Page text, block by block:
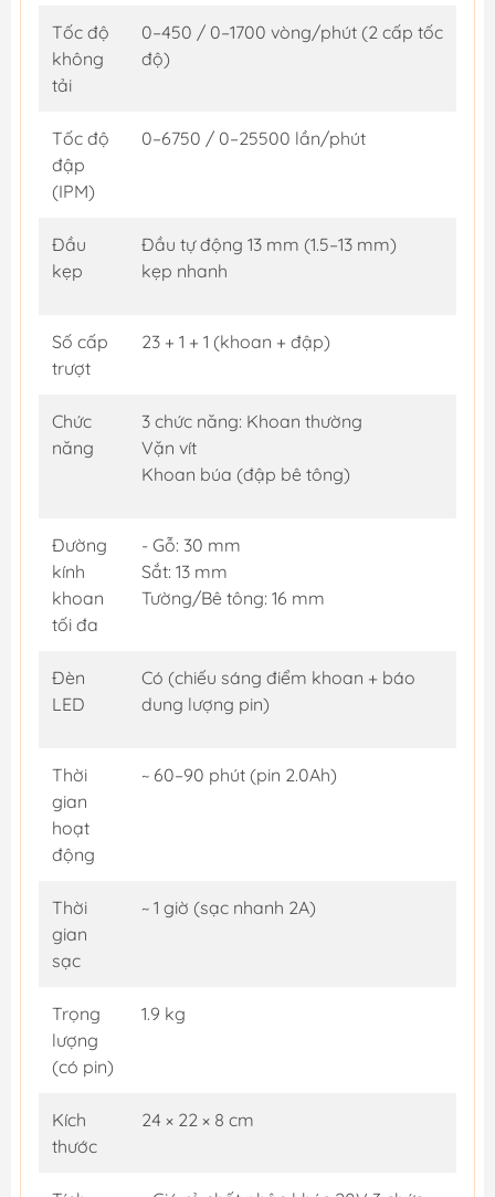
Tốc độ
không
tải
0–450 / 0–1700 vòng/phút (2 cấp tốc
độ)
Tốc độ
đập
(IPM)
0–6750 / 0–25500 lần/phút
Đầu
kẹp
Đầu tự động 13 mm (1.5–13 mm)
kẹp nhanh
Số cấp
trượt
23 + 1 + 1 (khoan + đập)
Chức
năng
3 chức năng: Khoan thường
Vặn vít
Khoan búa (đập bê tông)
Đường
kính
khoan
tối đa
- Gỗ: 30 mm
Sắt: 13 mm
Tường/Bê tông: 16 mm
Đèn
LED
Có (chiếu sáng điểm khoan + báo
dung lượng pin)
Thời
gian
hoạt
động
~ 60–90 phút (pin 2.0Ah)
Thời
gian
sạc
~ 1 giờ (sạc nhanh 2A)
Trọng
lượng
(có pin)
1.9 kg
Kích
thước
24 × 22 × 8 cm